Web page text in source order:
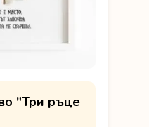
"Три ръце